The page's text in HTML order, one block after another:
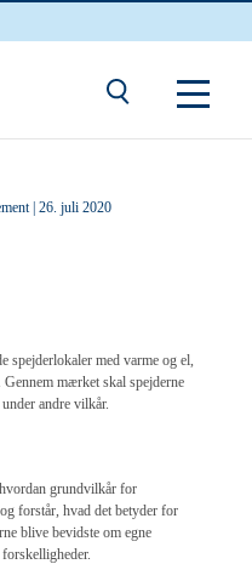
| 26. juli 2020
spejderlokaler med varme og el,
mærket skal spejderne
andre vilkår.
grundvilkår for
forstår, hvad det betyder for
blive bevidste om egne